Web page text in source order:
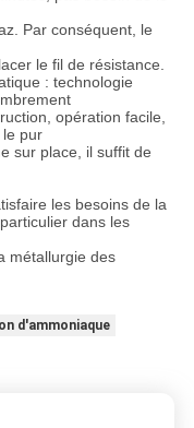
Par conséquent, le
le fil de résistance.
: technologie
opération facile,
le pur
sur place, il suffit de
les besoins de la
dans les
métallurgie des
d'ammoniaque